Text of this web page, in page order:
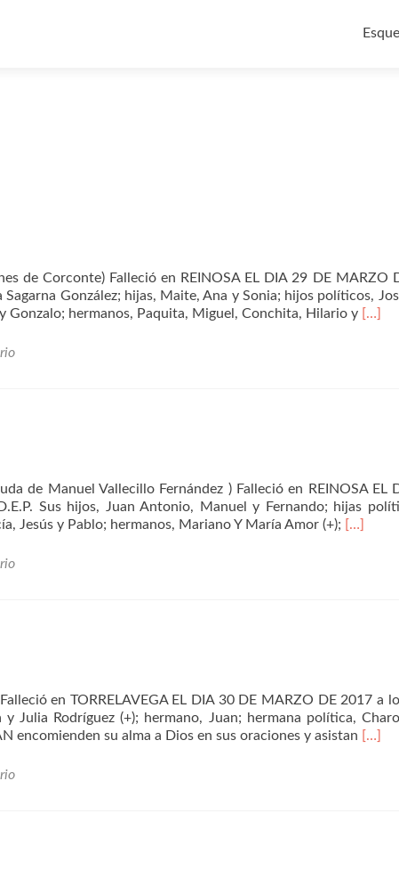
al
de Corconte) Falleció en REINOSA EL DIA 29 DE MARZO
Sagarna González; hijas, Maite, Ana y Sonia; hijos políticos,
Gonzalo; hermanos, Paquita, Miguel, Conchita, Hilario y Leer
[…]
de Manuel Vallecillo Fernández ) Falleció en REINOSA EL
Sus hijos, Juan Antonio, Manuel y Fernando; hijas
Jesús y Pablo; hermanos, Mariano Y María Amor (+); Leer
[…]
en TORRELAVEGA EL DIA 30 DE MARZO DE 2017 a
y Julia Rodríguez (+); hermano, Juan; hermana política,
encomienden su alma a Dios en sus oraciones y asistan Leer
[…]